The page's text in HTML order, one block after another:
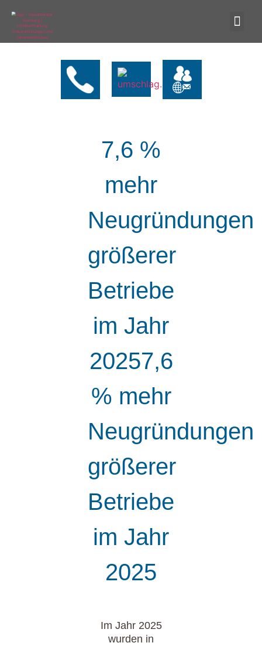
7,6 %
mehr
Neugründungen
größerer
Betriebe
im Jahr
20257,6
% mehr
Neugründungen
größerer
Betriebe
im Jahr
2025
Im Jahr 2025
wurden in